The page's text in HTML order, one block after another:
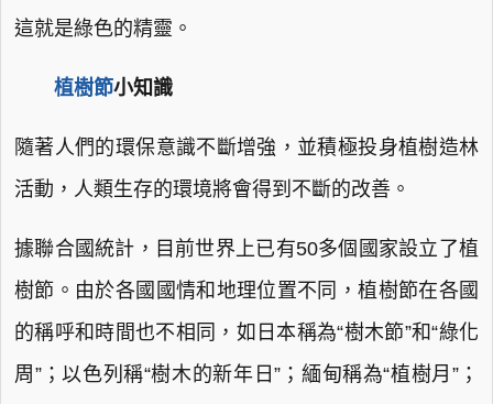
這就是綠色的精靈。
植樹節小知識
隨著人們的環保意識不斷增強，並積極投身植樹造林
活動，人類生存的環境將會得到不斷的改善。
據聯合國統計，目前世界上已有50多個國家設立了植
樹節。由於各國國情和地理位置不同，植樹節在各國
的稱呼和時間也不相同，如日本稱為“樹木節”和“綠化
周”；以色列稱“樹木的新年日”；緬甸稱為“植樹月”；